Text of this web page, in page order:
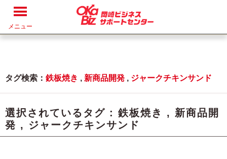
メニュー
タグ検索： 鉄板焼き , 新商品開発 , ジャークチキンサンド
選択されているタグ : 鉄板焼き , 新商品開
発 , ジャークチキンサンド